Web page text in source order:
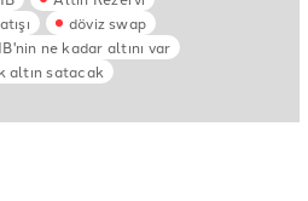
döviz swap
ne kadar altını var
altın satacak